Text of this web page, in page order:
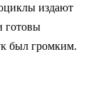
издают
готовы
был громким.